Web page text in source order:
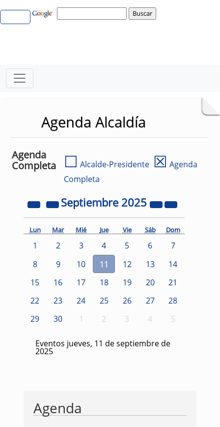
Agenda Alcaldía
Agenda
Completa
☐ Alcalde-Presidente ☒ Agenda
Completa
Septiembre 2025
Lun Mar Mié Jue Vie Sáb Dom
1 2 3 4 5 6
7
8
9 10 11 12 13
14
15
16 17 18 19 20
21
22
23 24 25 26 27
28
29
30 1 2 3 4 5
Eventos jueves, 11 de septiembre de
2025
Agenda